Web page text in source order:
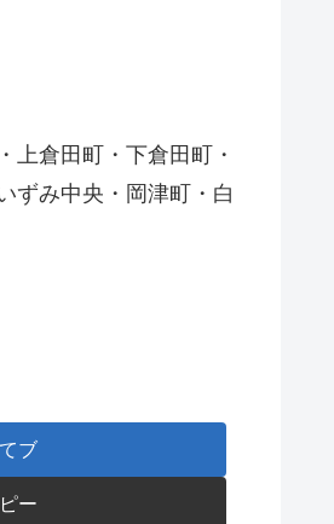
上倉田町・下倉田町・
ずみ中央・岡津町・白
ブ
ー